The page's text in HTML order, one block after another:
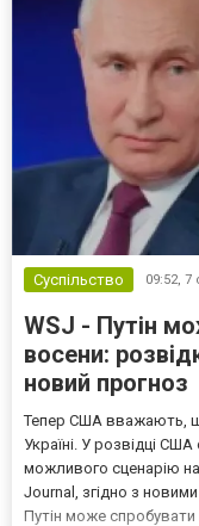
Суспільство 09:52, 7
WSJ - Путін
восени:
новий прогноз
Тепер США вважають,
Україні. У розвідці
можливого сценарію
Journal, згідно з
Путін може спробувати